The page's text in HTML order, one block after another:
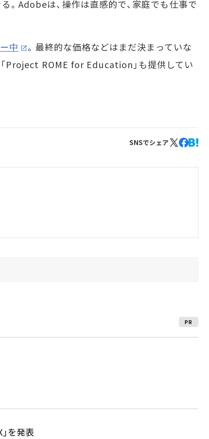
。Adobeは、操作は直感的で、家庭でも仕事で
中
。最終的な価格などはまだ決まっていな
Project ROME for Education」も提供してい
SNSでシェア
PR
を発表